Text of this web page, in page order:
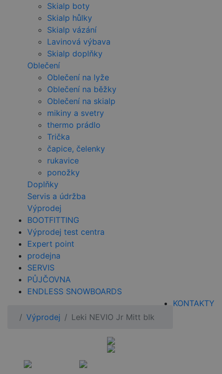
Skialp boty
Skialp hůlky
Skialp vázání
Lavinová výbava
Skialp doplňky
Oblečení
Oblečení na lyže
Oblečení na běžky
Oblečení na skialp
mikiny a svetry
thermo prádlo
Trička
čapice, čelenky
rukavice
ponožky
Doplňky
Servis a údržba
Výprodej
BOOTFITTING
Výprodej test centra
Expert point
prodejna
SERVIS
PŮJČOVNA
ENDLESS SNOWBOARDS
KONTAKTY
Výprodej
Leki NEVIO Jr Mitt blk